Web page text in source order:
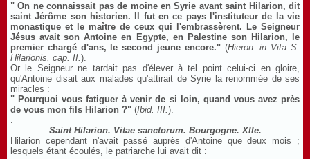
" On ne connaissait pas de moine en Syrie avant saint Hilarion, dit
saint Jérôme son historien. Il fut en ce pays l'instituteur de la vie
monastique et le maître de ceux qui l'embrassèrent. Le Seigneur
Jésus avait son Antoine en Egypte, en Palestine son Hilarion, le
premier chargé d'ans, le second jeune encore."(Hieron. in Vita S.
Hilarionis, cap. II.).
Or le Seigneur ne tardait pas d'élever à tel point celui-ci en gloire,
qu'Antoine disait aux malades qu'attirait de Syrie la renommée de ses
miracles :
" Pourquoi vous fatiguer à venir de si loin, quand vous avez près
de vous mon fils Hilarion ?" (Ibid. III.).
.
Saint Hilarion. Vitae sanctorum. Bourgogne. XIIe.
Hilarion cependant n'avait passé auprès d'Antoine que deux mois ;
lesquels étant écoulés, le patriarche lui avait dit :